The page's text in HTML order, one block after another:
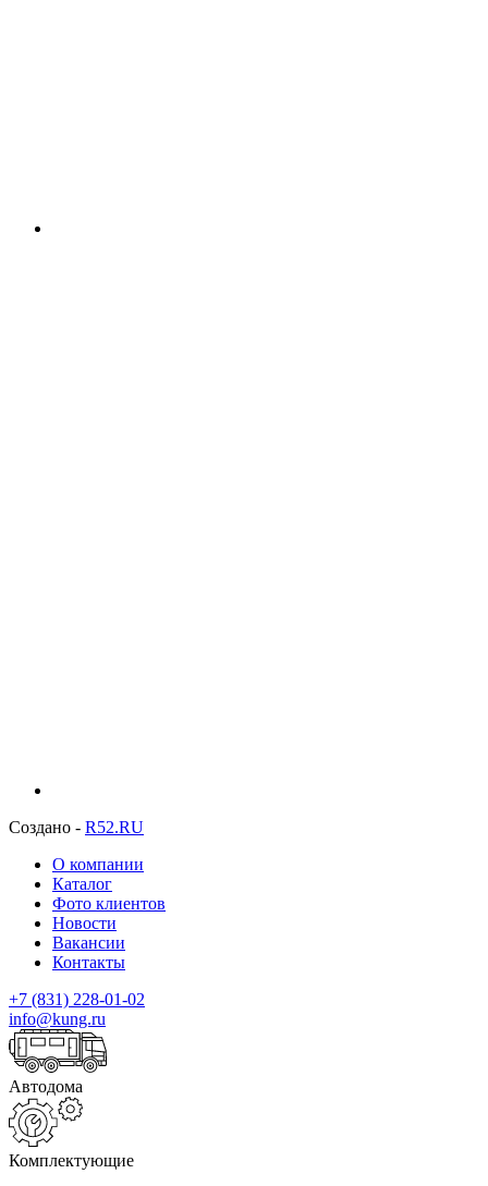
Создано - R52.RU
О компании
Каталог
Фото клиентов
Новости
Вакансии
Контакты
+7 (831) 228-01-02
info@kung.ru
Автодома
Комплектующие